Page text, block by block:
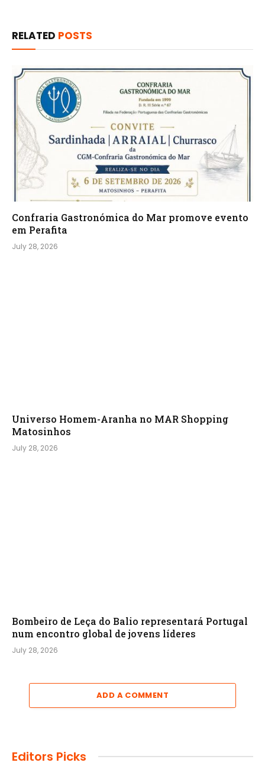
RELATED POSTS
Confraria Gastronómica do Mar promove evento
em Perafita
July 28, 2026
Universo Homem-Aranha no MAR Shopping
Matosinhos
July 28, 2026
Bombeiro de Leça do Balio representará Portugal
num encontro global de jovens líderes
July 28, 2026
ADD A COMMENT
Editors Picks